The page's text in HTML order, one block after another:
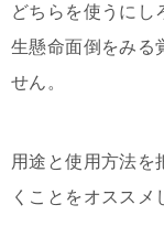
どちらを使うにし
生懸命面倒をみる
せん。
用途と使用方法を
くことをオススメ